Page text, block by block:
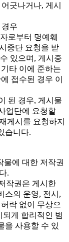
긋나거나, 게시
우
로부터 명예훼
중단 요청을 받
있으며, 게시중
타 이에 준하는
접수된 경우 이
된 경우, 게시물
업단에 요청할
게시를 요청하지
습니다.
에 대한 저작권
.
작권은 게시한
스의 운영, 전시,
락 없이 무상으
게 합리적인 범
을 사용할 수 있